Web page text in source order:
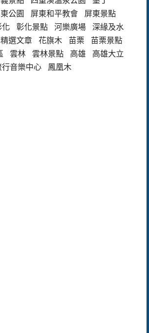
公園 屏東和平教會
屏東景點
化 彰化景點 河樂廣場
深緣及水
精選文章 花旗木 苗栗
苗栗景點
雲林 雲林景點 高雄
高雄大立
行音樂中心 鳳凰木